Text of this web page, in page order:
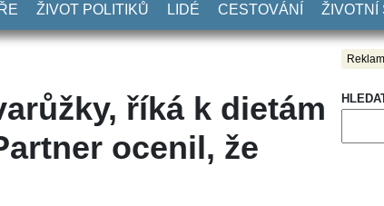
ŽIVOT POLITIKŮ LIDÉ CESTOVÁNÍ ŽIVOTNÍ
říká k dietám
ocenil, že